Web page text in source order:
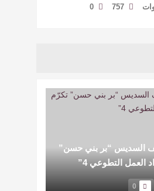
757
0
السديس “بر بني حسن”
العمل التطوعي 4”
0